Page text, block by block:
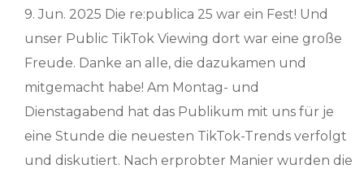
9. Jun. 2025 Die re:publica 25 war ein Fest! Und
unser Public TikTok Viewing dort war eine große
Freude. Danke an alle, die dazukamen und
mitgemacht habe! Am Montag- und
Dienstagabend hat das Publikum mit uns für je
eine Stunde die neuesten TikTok-Trends verfolgt
und diskutiert. Nach erprobter Manier wurden die